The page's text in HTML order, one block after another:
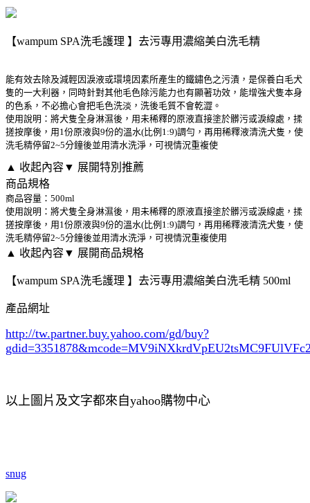
【wampum SPA洗毛護理 】去污專用濃縮美白洗毛精
能有效去除及減輕因淚液或環境因素所產生的鐵鏽色之污漬，是保養白毛犬
隻的一大利器，同時針對其他毛色除污能力也有顯著功效，能增強犬隻本身
的色系，不必擔心會把毛色洗淡，洗後毛質不會乾澀。
使用說明：將犬隻全身淋濕後，用未稀釋的原液直接塗於髒污或淚線處，揉
搓按摩後，用1份原液與9份的溫水(比例1:9)調勻，再用稀釋液清洗犬隻，使
洗毛精停留2~5分鐘後並用清水洗淨，可視情況重複使
▲ 收起內容▼ 展開特別推薦
商品規格
商品容量：500ml
使用說明：將犬隻全身淋濕後，用未稀釋的原液直接塗於髒污或淚線處，揉
搓按摩後，用1份原液與9份的溫水(比例1:9)調勻，再用稀釋液清洗犬隻，使
洗毛精停留2~5分鐘後並用清水洗淨，可視情況重複使用
▲ 收起內容▼ 展開商品規格
【wampum SPA洗毛護理 】去污專用濃縮美白洗毛精 500ml
產品網址
http://tw.partner.buy.yahoo.com/gd/buy?
gdid=3351878
以上圖片及文字都來自yahoo購物中心
snug